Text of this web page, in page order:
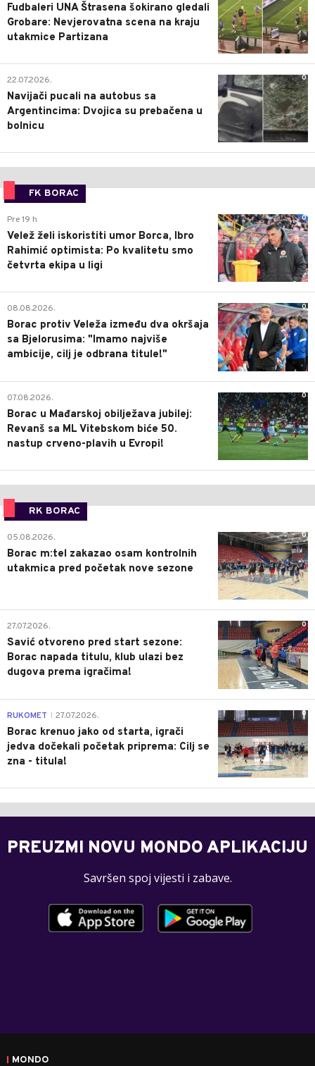
Fudbaleri UNA Štrasena šokirano gledali
Grobare: Nevjerovatna scena na kraju
utakmice Partizana
0
22.07.2026.
Navijači pucali na autobus sa
Argentincima: Dvojica su prebačena u
bolnicu
FK BORAC
0
Pre 19 h
Velež želi iskoristiti umor Borca, Ibro
Rahimić optimista: Po kvalitetu smo
četvrta ekipa u ligi
0
08.08.2026.
Borac protiv Veleža između dva okršaja
sa Bjelorusima: "Imamo najviše
ambicije, cilj je odbrana titule!"
0
07.08.2026.
Borac u Mađarskoj obilježava jubilej:
Revanš sa ML Vitebskom biće 50.
nastup crveno-plavih u Evropi!
RK BORAC
0
05.08.2026.
Borac m:tel zakazao osam kontrolnih
utakmica pred početak nove sezone
0
27.07.2026.
Savić otvoreno pred start sezone:
Borac napada titulu, klub ulazi bez
dugova prema igračima!
0
RUKOMET 27.07.2026.
Borac krenuo jako od starta, igrači
jedva dočekali početak priprema: Cilj se
zna - titula!
PREUZMI NOVU MONDO APLIKACIJU
Savršen spoj vijesti i zabave.
MONDO